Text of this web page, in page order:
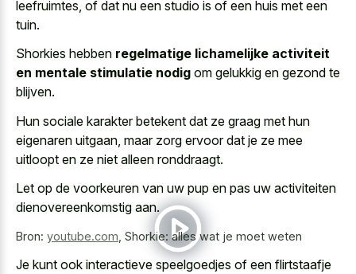
leefruimtes , of dat nu een studio is of een huis met een
tuin.
Shorkies hebben regelmatige lichamelijke activiteit
en mentale stimulatie nodig om gelukkig en gezond te
blijven.
Hun sociale karakter betekent dat ze graag met hun
eigenaren uitgaan, maar zorg ervoor dat je ze mee
uitloopt en ze niet alleen ronddraagt.
Let op de voorkeuren van uw pup en pas uw activiteiten
dienovereenkomstig aan.
Bron: youtube.com, Shorkie: alles wat je moet weten
Je kunt ook interactieve speelgoedjes of een flirtstaafje